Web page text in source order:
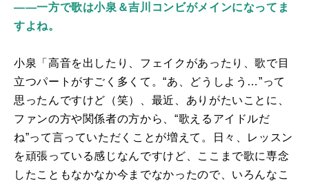
――一方で歌は小泉＆吉川コンビがメインになってま
すよね。
小泉「高音を出したり、フェイクがあったり、歌で目
立つパートがすごく多くて。“あ、どうしよう…”って
思ったんですけど（笑）、最近、ありがたいことに、
ファンの方や関係者の方から、“歌えるアイドルだ
ね”って言っていただくことが増えて。日々、レッスン
を頑張っている感じなんですけど、ここまで歌に専念
したこともなかなか今までなかったので、いろんなこ